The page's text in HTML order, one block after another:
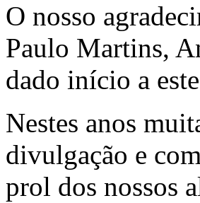
O nosso
Paulo Martins,
dado início a
Nestes anos
divulgação e
prol dos nossos